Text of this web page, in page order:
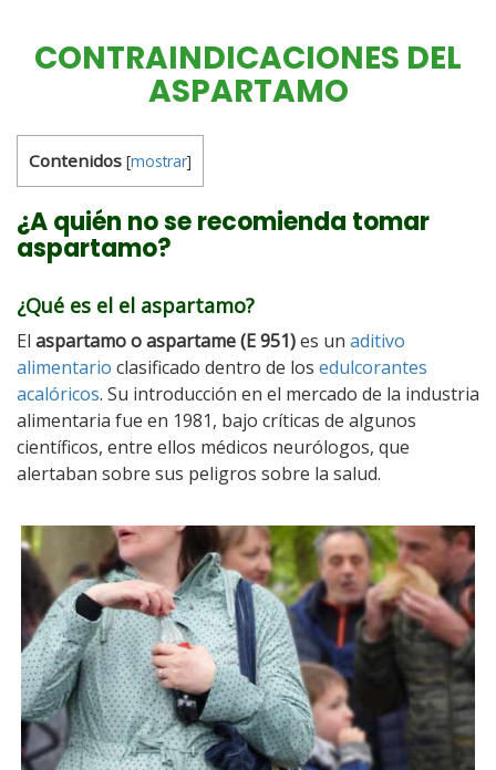
CONTRAINDICACIONES DEL
ASPARTAMO
Contenidos [mostrar]
¿A quién no se recomienda tomar
aspartamo?
¿Qué es el el aspartamo?
El aspartamo o aspartame (E 951)es un aditivo
alimentario clasificado dentro de los edulcorantes
acalóricos. Su introducción en el mercado de la industria
alimentaria fue en 1981, bajo críticas de algunos
científicos, entre ellos médicos neurólogos, que
alertaban sobre sus peligros sobre la salud.